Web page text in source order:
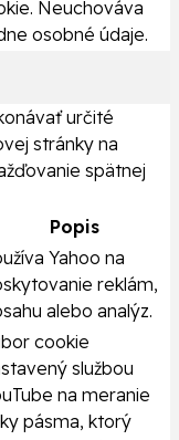
Neuchováva
osobné údaje.
určité
stránky na
spätnej
Popis
Yahoo na
reklám,
alebo analýz.
cookie
službou
na meranie
pásma, ktorý